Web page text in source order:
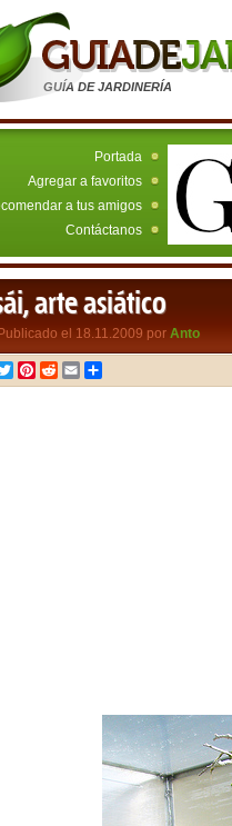
GUÍA DE JARDINERÍA
Portada
Agregar a favoritos
a tus amigos
Contáctanos
arte asiático
el 18.11.2009 por Anto
TwitterPinterest
RedditEmail